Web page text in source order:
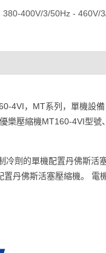
380-400V/3/50Hz - 460V/
4VI，MT系列，單機設
樂壓縮機MT160-4VI型號
劑的單機配置丹佛斯活
丹佛斯活塞壓縮機。 電